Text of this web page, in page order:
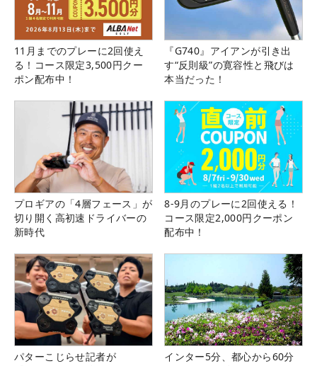
11月までのプレーに2回使え
る！コース限定3,500円クー
ポン配布中！
『G740』アイアンが引き出
す“反則級”の寛容性と飛びは
本当だった！
プロギアの「4層フェース」が
切り開く高初速ドライバーの
新時代
8-9月のプレーに2回使える！
コース限定2,000円クーポン
配布中！
パターこじらせ記者が
インター5分、都心から60分